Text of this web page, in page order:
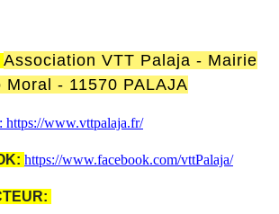
Association VTT Palaja - Mairie
- 11570 PALAJA
: https://www.vttpalaja.fr/
https://www.facebook.com/vttPalaja/